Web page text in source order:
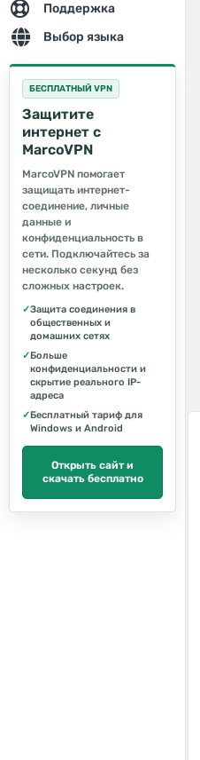
Поддержка
Выбор языка
БЕСПЛАТНЫЙ VPN
Защитите
интернет с
MarcoVPN
MarcoVPN помогает
защищать интернет-
соединение, личные
данные и
конфиденциальность в
сети. Подключайтесь за
несколько секунд без
сложных настроек.
✓Защита соединения в
общественных и
домашних сетях
✓Больше
конфиденциальности и
скрытие реального IP-
адреса
✓Бесплатный тариф для
Windows и Android
Открыть сайт и
скачать бесплатно